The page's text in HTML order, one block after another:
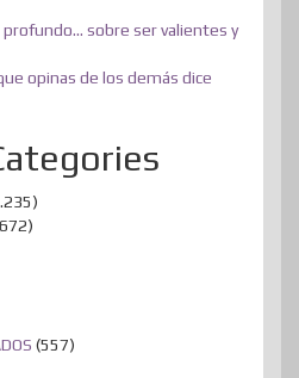
sobre ser valientes y
opinas de los demás dice
(557)